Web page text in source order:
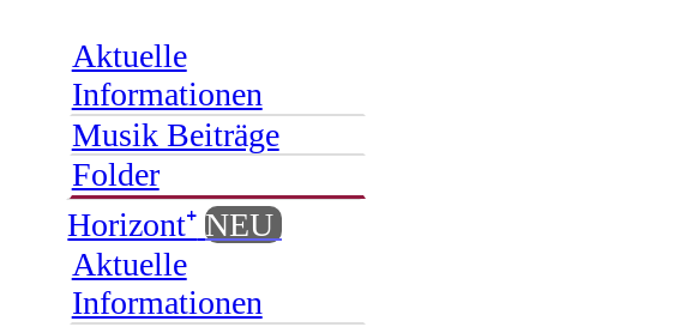
Aktuelle
Informationen
Musik Beiträge
Folder
Horizont⁺ NEU
Aktuelle
Informationen